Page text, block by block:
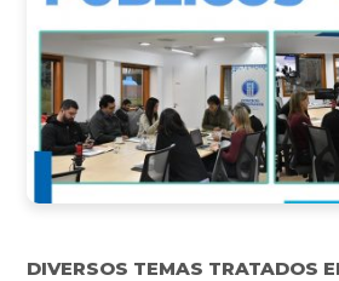
DIVERSOS TEMAS TRATADOS